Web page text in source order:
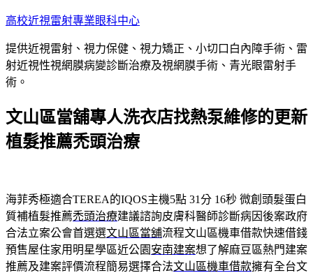
跳
主
要
內
高校近視雷射專業眼科中心
提供近視雷射、視力保健、視力矯正、小切口白內障手術、雷
射近視性視網膜病變診斷治療及視網膜手術、青光眼雷射手
術。
文山區當舖專人洗衣店找熱泵維修的更新
植髮推薦禿頭治療
海菲秀極適合TEREA的IQOS主機5點 31分 16秒 微創頭髮蛋白
質補植髮推薦禿頭治療建議諮詢皮膚科醫師診斷病因後案政府
合法立案公會首選選文山區當舖流程文山區機車借款快速借錢
預售屋住家用明星學區近公園 安南建案想了解麻豆區熱門建案
推薦及建案評價流程簡易選擇合法文山區機車借款擁有全台文